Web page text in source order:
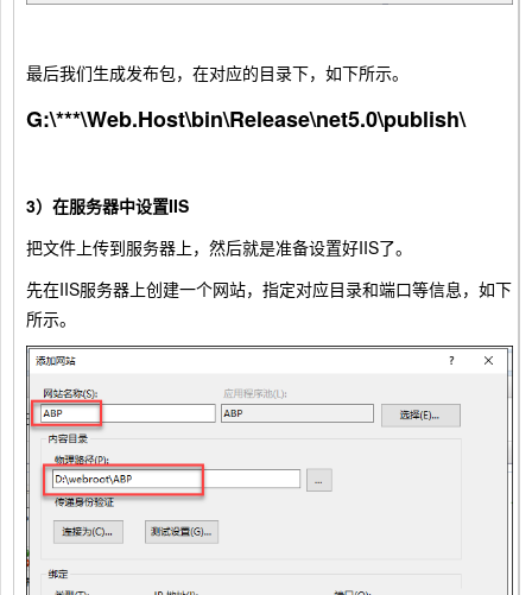
最后我们生成发布包，在对应的目录下，如下所示。
G:\***\Web.Host\bin\Release\net5.0\publish\
3）在服务器中设置IIS
把文件上传到服务器上，然后就是准备设置好IIS了。
先在IIS服务器上创建一个网站，指定对应目录和端口等信息，如下
所示。